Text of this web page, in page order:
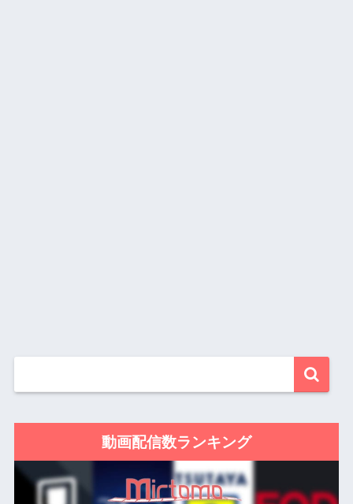
動画配信数ランキング